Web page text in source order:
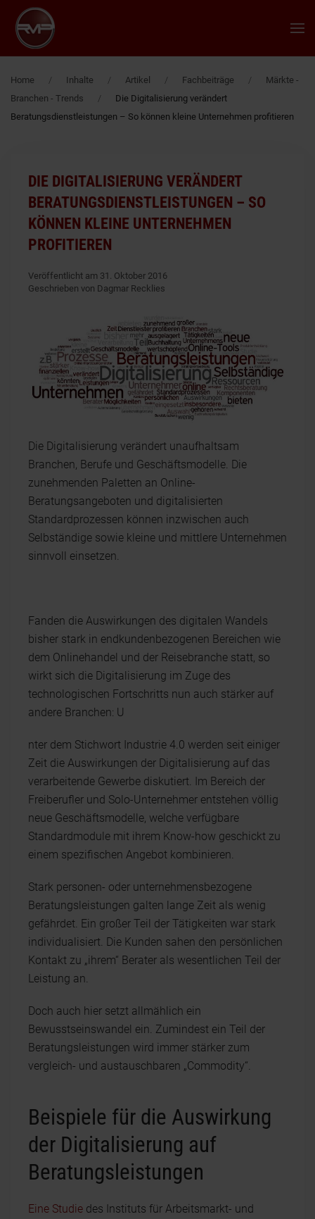
Zum Hauptinhalt springen
Home Inhalte Artikel Fachbeiträge
Märkte -
Branchen - Trends
Die Digitalisierung verändert
Beratungsdienstleistungen – So können kleine Unternehmen profitieren
DIE DIGITALISIERUNG VERÄNDERT
BERATUNGSDIENSTLEISTUNGEN – SO
KÖNNEN KLEINE UNTERNEHMEN
PROFITIEREN
Veröffentlicht am 31. Oktober 2016
Geschrieben von Dagmar Recklies
Die Digitalisierung verändert unaufhaltsam
Branchen, Berufe und Geschäftsmodelle. Die
zunehmenden Paletten an Online-
Beratungsangeboten und digitalisierten
Standardprozessen können inzwischen auch
Selbständige sowie kleine und mittlere Unternehmen
sinnvoll einsetzen.
Fanden die Auswirkungen des digitalen Wandels
bisher stark in endkundenbezogenen Bereichen wie
dem Onlinehandel und der Reisebranche statt, so
wirkt sich die Digitalisierung im Zuge des
technologischen Fortschritts nun auch stärker auf
andere Branchen: U
nter dem Stichwort Industrie 4.0 werden seit einiger
Zeit die Auswirkungen der Digitalisierung auf das
verarbeitende Gewerbe diskutiert. Im Bereich der
Freiberufler und Solo-Unternehmer entstehen völlig
neue Geschäftsmodelle, welche verfügbare
Standardmodule mit ihrem Know-how geschickt zu
einem spezifischen Angebot kombinieren.
Stark personen- oder unternehmensbezogene
Beratungsleistungen galten lange Zeit als wenig
gefährdet. Ein großer Teil der Tätigkeiten war stark
individualisiert. Die Kunden sahen den persönlichen
Kontakt zu „ihrem“ Berater als wesentlichen Teil der
Leistung an.
Doch auch hier setzt allmählich ein
Bewusstseinswandel ein. Zumindest ein Teil der
Beratungsleistungen wird immer stärker zum
vergleich- und austauschbaren „Commodity“.
Beispiele für die Auswirkung
der Digitalisierung auf
Beratungsleistungen
Eine Studie des Instituts für Arbeitsmarkt- und